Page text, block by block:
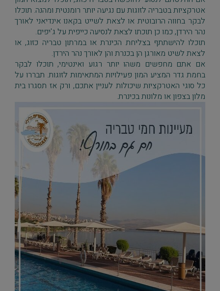
אטרקציות בטבריה לזוגות עם נגיעה יותר רומנטית ומהנה. תוכלו
לבקר בחווה הרובוטית או לצאת לשייט בקאנו אינדיאני לאורך
נהר הירדן, כמו כן תוכתו לצאת לנסיעה כייפית על ג'יפים.
תוכלו להישתתף בצליחת הכינרת או במרתון טבריה כזוג, או
לצאת לשיט מאורגן הן בכנרת והן לאורך נהר הירדן.
אם אתם מחפשים משהו יותר רגוע ואינטימי, תוכלו לבקר
בחמת גדר המציע המון פעילויות המתאימות לזוגות. תבררו על
כל סוגי האטרקציות שיכולות לעניין אתכם, ורק אז תסגרו בית
מלון בצפון או מלונות בכינרת.